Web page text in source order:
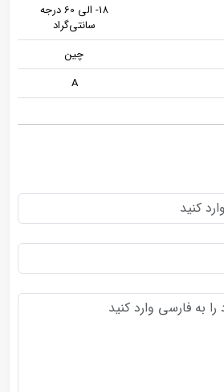
18- الی 60 درجه
سانتی‌گراد
چین
A